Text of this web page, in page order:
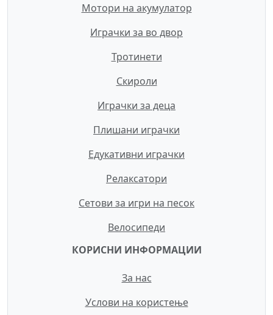
Мотори на акумулатор
Играчки за во двор
Тротинети
Скироли
Играчки за деца
Плишани играчки
Едукативни играчки
Релаксатори
Сетови за игри на песок
Велосипеди
КОРИСНИ ИНФОРМАЦИИ
За нас
Услови на користење